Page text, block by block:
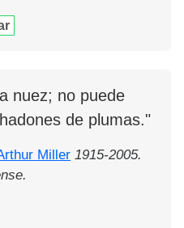
nuez; no puede
de plumas."
Miller 1915-2005.